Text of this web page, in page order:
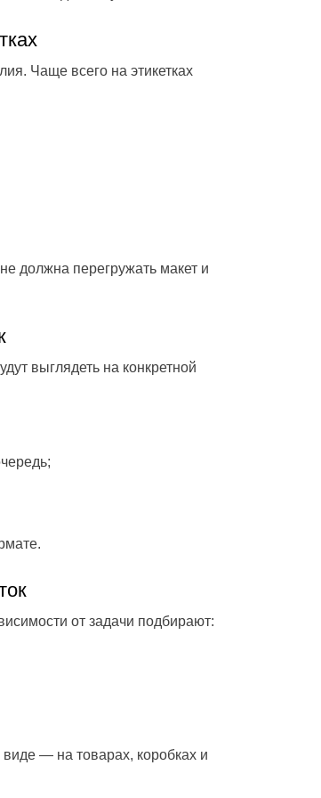
Чаще всего на этикетках
должна перегружать макет и
выглядеть на конкретной
от задачи подбирают:
— на товарах, коробках и